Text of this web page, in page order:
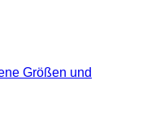
Größen und